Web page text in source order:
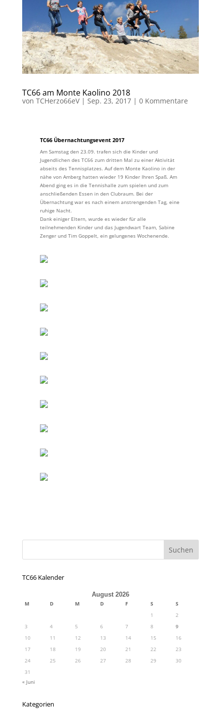
TC66 am Monte Kaolino 2018
von TCHerzo66eV| Sep. 23, 2017| 0 Kommentare
TC66 Übernachtungsevent 2017
Am Samstag den 23.09. trafen sich die Kinder und
Jugendlichen des TC66 zum dritten Mal zu einer Aktivität
abseits des Tennisplatzes. Auf dem Monte Kaolino in der
nähe von Amberg hatten wieder 19 Kinder Ihren Spaß. Am
Abend ging es in die Tennishalle zum spielen und zum
anschließenden Essen in den Clubraum. Bei der
Übernachtung war es nach einem anstrengenden Tag, eine
ruhige Nacht.
Dank einiger Eltern, wurde es wieder für alle
teilnehmenden Kinder und das Jugendwart Team, Sabine
Zenger und Tim Goppelt, ein gelungenes Wochenende.
TC66 Kalender
August 2026
M D M D F S
S
1
2
3
4 5 6 7 8
9
10
11 12 13 14 15
16
17
18 19 20 21 22
23
24
25 26 27 28 29
30
31
« Juni
Kategorien